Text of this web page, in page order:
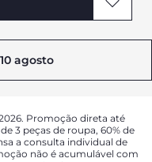
10 agosto
Promoção direta até
3 peças de roupa, 60% de
a consulta individual de
não é acumulável com